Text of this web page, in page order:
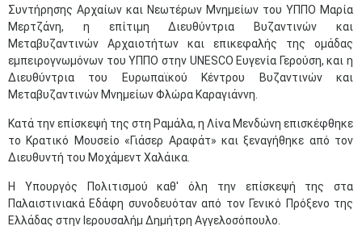
Συντήρησης Αρχαίων και Νεωτέρων Μνημείων του ΥΠΠΟ Μαρία
Μερτζάνη, η επίτιμη Διευθύντρια Βυζαντινών και
Μεταβυζαντινών Αρχαιοτήτων και επικεφαλής της ομάδας
εμπειρογνωμόνων του ΥΠΠΟ στην UNESCO Ευγενία Γερούση, και η
Διευθύντρια του Ευρωπαϊκού Κέντρου Βυζαντινών και
Μεταβυζαντινών Μνημείων Φλώρα Καραγιάννη.
Κατά την επίσκεψή της στη Ραμάλα, η Λίνα Μενδώνη επισκέφθηκε
το Κρατικό Μουσείο «Γιάσερ Αραφάτ» και ξεναγήθηκε από τον
Διευθυντή του Μοχάμεντ Χαλάικα.
Η Υπουργός Πολιτισμού καθ' όλη την επίσκεψή της στα
Παλαιστινιακά Εδάφη συνοδευόταν από τον Γενικό Πρόξενο της
Ελλάδας στην Ιερουσαλήμ Δημήτρη Αγγελοσόπουλο.